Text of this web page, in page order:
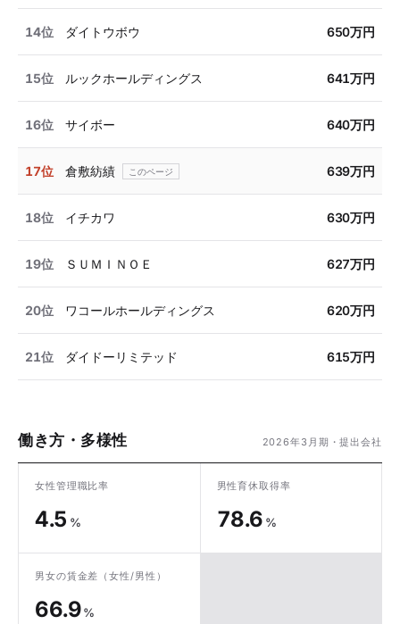
14位 ダイトウボウ 650万円
15位 ルックホールディングス 641万円
16位 サイボー 640万円
17位 倉敷紡績 639万円
18位 イチカワ 630万円
19位 ＳＵＭＩＮＯＥ 627万円
20位 ワコールホールディングス 620万円
21位 ダイドーリミテッド 615万円
働き方・多様性 2026年3月期・提出会社
女性管理職比率
4.5 %
男性育休取得率
78.6 %
男女の賃金差 （女性/男性）
66.9%